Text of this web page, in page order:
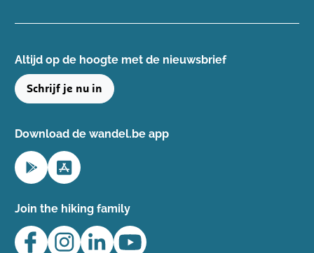
Altijd op de hoogte ​met de nieuwsbrief
Schrijf je nu in
Download de wandel.be app
Join the hiking family